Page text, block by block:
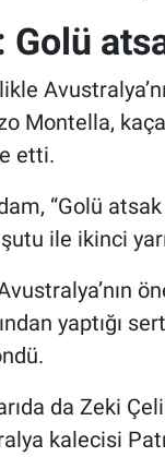
Montella,
etti.
“Golü atsak
ile ikinci
Avustralya’nın
yaptığı
da Zeki
kalecisi